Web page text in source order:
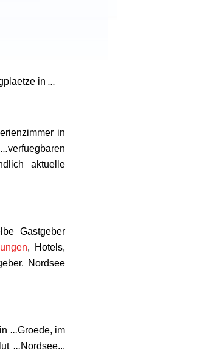
in ...
in
...verfuegbaren
aktuelle
Gastgeber
, Hotels,
Nordsee
...Groede, im
...Nordsee...